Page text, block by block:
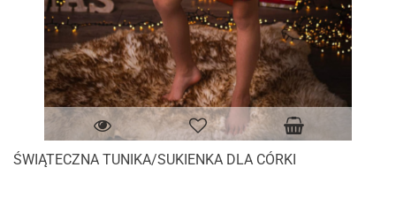
ŚWIĄTECZNA TUNIKA/SUKIENKA DLA CÓRKI